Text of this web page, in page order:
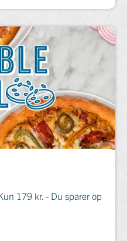
179 kr. - Du sparer op